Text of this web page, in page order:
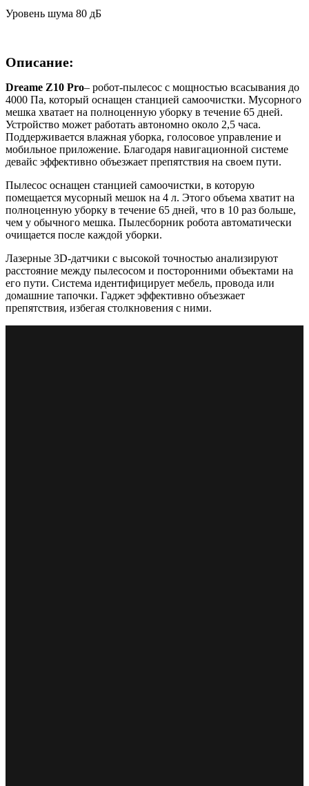
Уровень шума 80 дБ
Описание:
Dreame Z10 Pro– робот-пылесос с мощностью всасывания до
4000 Па, который оснащен станцией самоочистки. Мусорного
мешка хватает на полноценную уборку в течение 65 дней.
Устройство может работать автономно около 2,5 часа.
Поддерживается влажная уборка, голосовое управление и
мобильное приложение. Благодаря навигационной системе
девайс эффективно объезжает препятствия на своем пути.
Пылесос оснащен станцией самоочистки, в которую
помещается мусорный мешок на 4 л. Этого объема хватит на
полноценную уборку в течение 65 дней, что в 10 раз больше,
чем у обычного мешка. Пылесборник робота автоматически
очищается после каждой уборки.
Лазерные 3D-датчики с высокой точностью анализируют
расстояние между пылесосом и посторонними объектами на
его пути. Система идентифицирует мебель, провода или
домашние тапочки. Гаджет эффективно объезжает
препятствия, избегая столкновения с ними.